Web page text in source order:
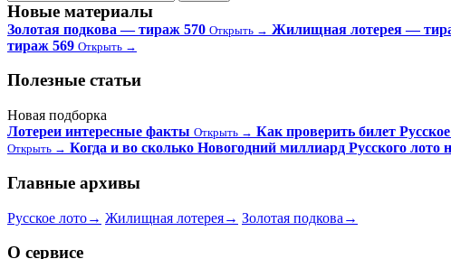
Новые материалы
Золотая подкова — тираж 570 Открыть → Жилищная лотерея —
тираж 569 Открыть →
Полезные статьи
Новая подборка
Лотереи интересные факты Открыть → Как проверить билет
Открыть → Когда и во сколько Новогодний миллиард Русского лото
Главные архивы
Русское лото→ Жилищная лотерея→ Золотая подкова →
О сервисе